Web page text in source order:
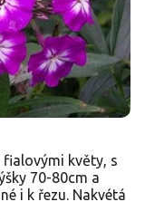
květy, s
70-80cm a
i k řezu. Nakvétá